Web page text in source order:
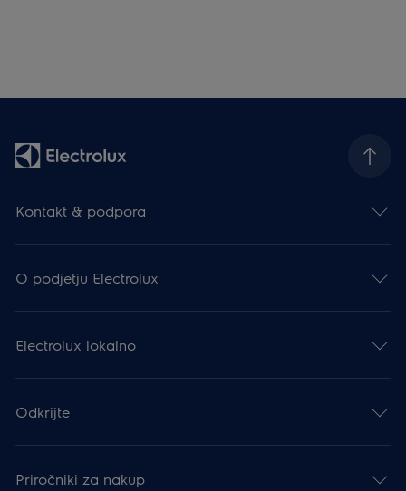
Kontakt & podpora
O podjetju Electrolux
Electrolux lokalno
Odkrijte
Priročniki za nakup